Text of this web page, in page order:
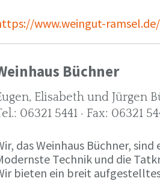
www.weingut-ramsel.de/
Büchner
Elisabeth und Jürgen
06321 5441 · Fax: 06321
das Weinhaus Büchner,
Technik und die
bieten ein breit